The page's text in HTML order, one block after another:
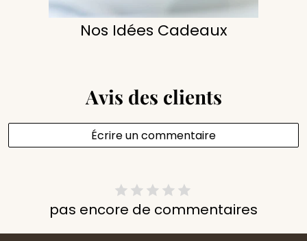
Nos Idées Cadeaux
Avis des clients
Écrire un commentaire
pas encore de commentaires